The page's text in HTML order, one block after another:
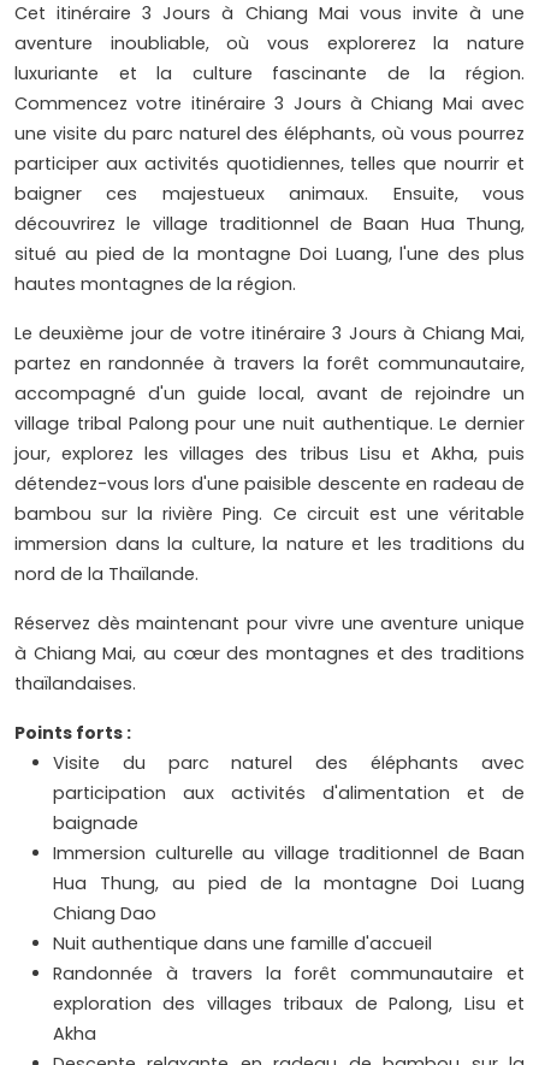
Cet itinéraire 3 Jours à Chiang Mai vous invite à une
aventure inoubliable, où vous explorerez la nature
luxuriante et la culture fascinante de la région.
Commencez votre itinéraire 3 Jours à Chiang Mai avec
une visite du parc naturel des éléphants, où vous pourrez
participer aux activités quotidiennes, telles que nourrir et
baigner ces majestueux animaux. Ensuite, vous
découvrirez le village traditionnel de Baan Hua Thung,
situé au pied de la montagne Doi Luang, l'une des plus
hautes montagnes de la région.
Le deuxième jour de votre itinéraire 3 Jours à Chiang Mai,
partez en randonnée à travers la forêt communautaire,
accompagné d'un guide local, avant de rejoindre un
village tribal Palong pour une nuit authentique. Le dernier
jour, explorez les villages des tribus Lisu et Akha, puis
détendez-vous lors d'une paisible descente en radeau de
bambou sur la rivière Ping. Ce circuit est une véritable
immersion dans la culture, la nature et les traditions du
nord de la Thaïlande.
Réservez dès maintenant pour vivre une aventure unique
à Chiang Mai, au cœur des montagnes et des traditions
thaïlandaises.
Points forts :
Visite du parc naturel des éléphants avec
participation aux activités d'alimentation et de
baignade
Immersion culturelle au village traditionnel de Baan
Hua Thung, au pied de la montagne Doi Luang
Chiang Dao
Nuit authentique dans une famille d'accueil
Randonnée à travers la forêt communautaire et
exploration des villages tribaux de Palong, Lisu et
Akha